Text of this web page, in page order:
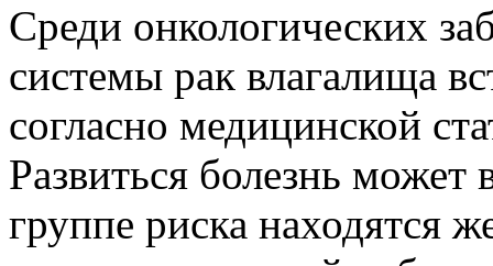
Среди онкологических
системы рак влагалища
согласно медицинской
Развиться болезнь может
группе риска находятся